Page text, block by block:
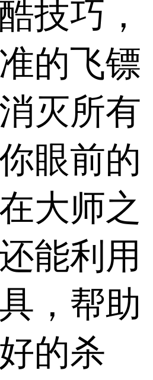
技巧，
的飞镖
灭所有
眼前的
大师之
能利用
，帮助
的杀